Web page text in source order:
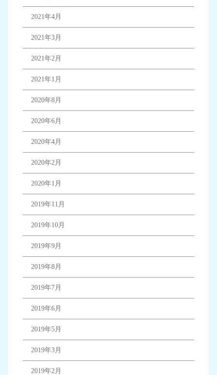
2021年4月
2021年3月
2021年2月
2021年1月
2020年8月
2020年6月
2020年4月
2020年2月
2020年1月
2019年11月
2019年10月
2019年9月
2019年8月
2019年7月
2019年6月
2019年5月
2019年3月
2019年2月